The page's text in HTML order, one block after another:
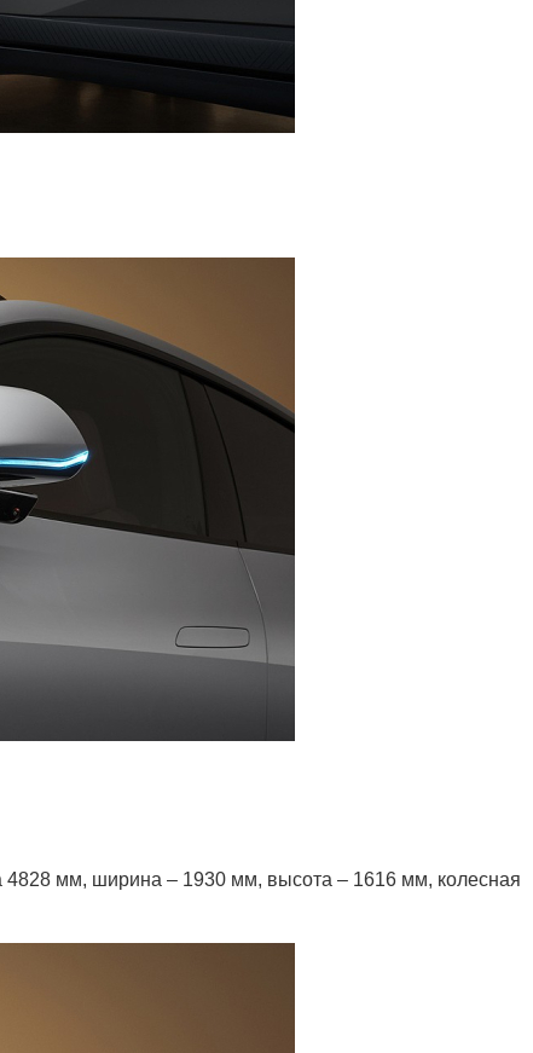
мм, ширина – 1930 мм, высота – 1616 мм, колесная